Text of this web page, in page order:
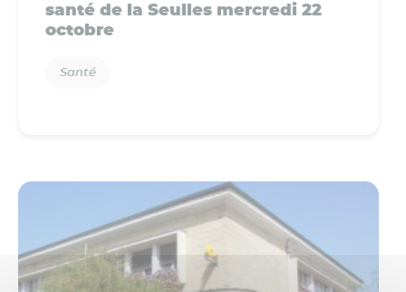
santé de la Seulles mercredi 22
octobre
Santé